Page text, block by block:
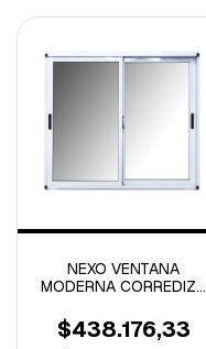
NEXO VENTANA
MODERNA CORREDIZA
1.50x2.00 MTS
$438.176,33